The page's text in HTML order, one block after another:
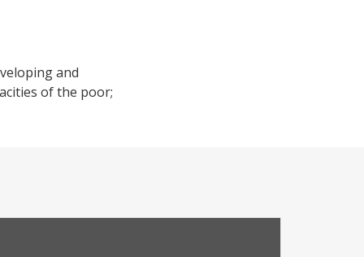
and
of the poor;